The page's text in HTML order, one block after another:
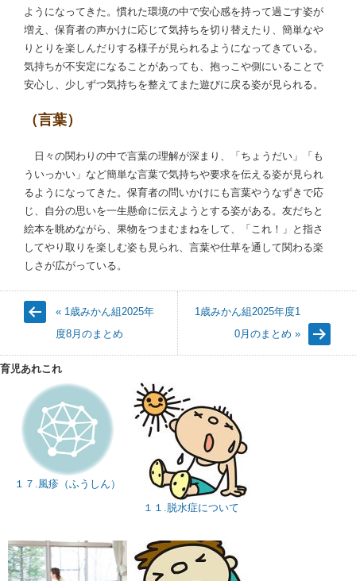
ようになってきた。慣れた環境の中で安心感を持って過ごす姿が
増え、保育者の声かけに応じて気持ちを切り替えたり、簡単なや
りとりを楽しんだりする様子が見られるようになってきている。
気持ちが不安定になることがあっても、抱っこや側にいることで
安心し、少しずつ気持ちを整えてまた遊びに戻る姿が見られる。
（言葉）
日々の関わりの中で言葉の理解が深まり、「ちょうだい」「も
ういっかい」など簡単な言葉で気持ちや要求を伝える姿が見られ
るようになってきた。保育者の問いかけにも言葉やうなずきで応
じ、自分の思いを一生懸命に伝えようとする姿がある。友だちと
絵本を眺めながら、果物をつまむまねをして、「これ！」と指さ
してやり取りを楽しむ姿も見られ、言葉や仕草を通して関わる楽
しさが広がっている。
« 1歳みかん組2025年
度8月のまとめ
1歳みかん組2025年度1
0月のまとめ »
育児あれこれ
１７.風疹（ふうしん）
１１.脱水症について